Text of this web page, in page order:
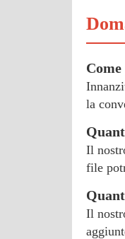
la
Il
file
Il